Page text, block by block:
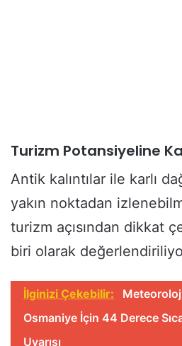
Turizm Potansiyeline
Antik kalıntılar ile karlı
yakın noktadan
turizm açısından dikkat
biri olarak
İlginizi Çekebilir:
Osmaniye İçin 44 Derece
Uyarısı